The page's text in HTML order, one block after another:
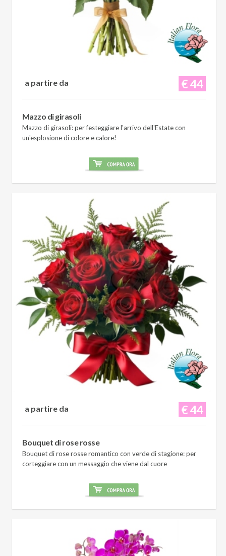
€ 44
a partire da
Mazzo di girasoli
Mazzo di girasoli: per festeggiare l'arrivo dell'Estate con
un'esplosione di colore e calore!
€ 44
a partire da
Bouquet di rose rosse
Bouquet di rose rosse romantico con verde di stagione: per
corteggiare con un messaggio che viene dal cuore